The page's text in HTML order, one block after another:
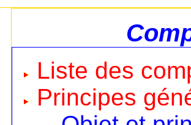
Liste des
Principes